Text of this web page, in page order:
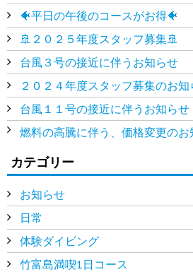
🐠平日の午後のコースがお得🐠
🚢２０２５年度スタッフ募集🚢
台風３号の接近に伴うお知らせ
２０２４年度スタッフ募集のお知
台風１１号の接近に伴うお知らせ
燃料の高騰に伴う、価格変更のお
カテゴリー
お知らせ
日常
体験ダイビング
竹富島満喫1日コース